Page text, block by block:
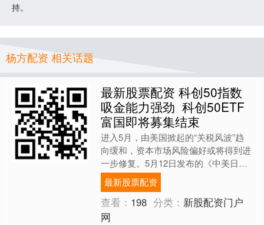
持。
杨方配资 相关话题
最新股票配资 科创50指数
吸金能力强劲 科创50ETF
富国即将募集结束
进入5月，由美国掀起的“关税风波”趋
向缓和，资本市场风险偏好或将得到进
一步修复。5月12日发布的《中美日内
瓦经贸会谈联合声明》显示，自5月14
日起双方将4月初以....
最新股票配资
查看： 198 分类： 新股配资门户
网